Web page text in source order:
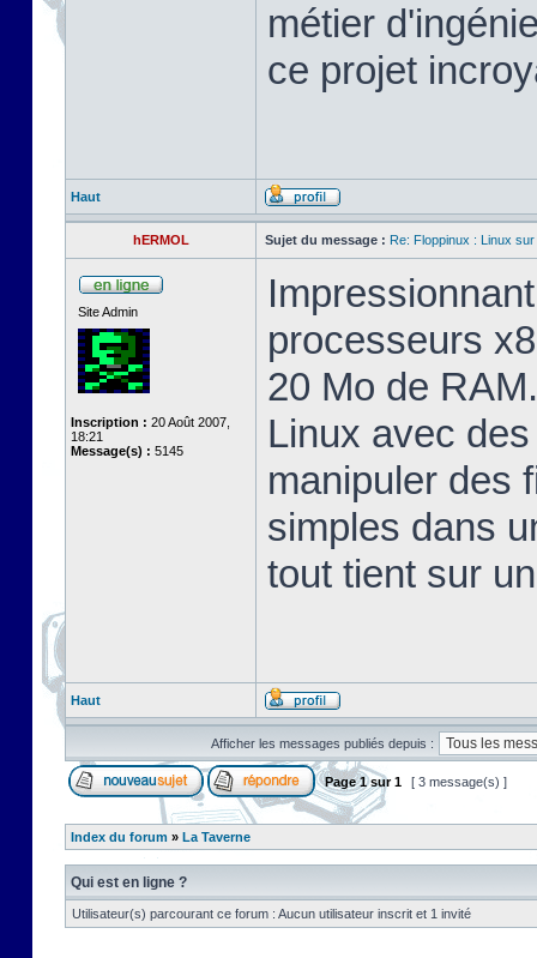
métier
ce projet
Haut
hERMOL Sujet du message : Re: Floppinux : Linux
Site Admin
Inscription : 20 Août 2007,
18:21
Message(s) : 5145
processeurs
20 Mo de
Linux avec
manipuler des
simples dans
tout tient sur
Haut
Afficher les messages publiés depuis :
Page1sur1 [ 3 message(s) ]
Index du forum » La Taverne
Qui est en ligne ?
Utilisateur(s) parcourant ce forum : Aucun utilisateur inscrit et 1 invité